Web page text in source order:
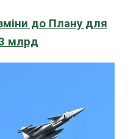
до Плану для
млрд